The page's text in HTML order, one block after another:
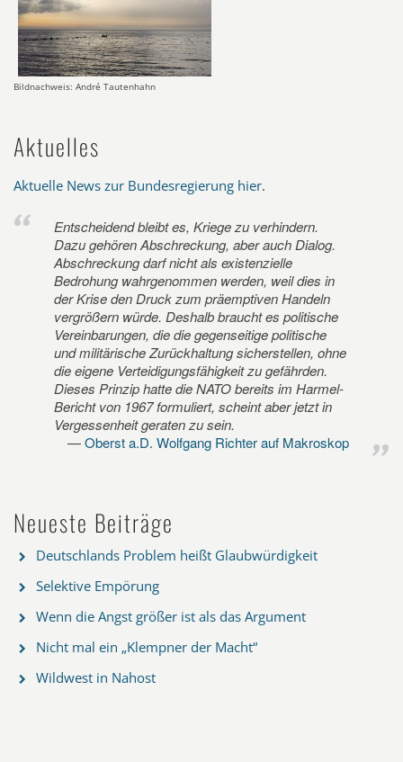
Bildnachweis: André Tautenhahn
Aktuelles
Aktuelle News zur Bundesregierung hier.
Entscheidend bleibt es, Kriege zu verhindern.
Dazu gehören Abschreckung, aber auch Dialog.
Abschreckung darf nicht als existenzielle
Bedrohung wahrgenommen werden, weil dies in
der Krise den Druck zum präemptiven Handeln
vergrößern würde. Deshalb braucht es politische
Vereinbarungen, die die gegenseitige politische
und militärische Zurückhaltung sicherstellen, ohne
die eigene Verteidigungsfähigkeit zu gefährden.
Dieses Prinzip hatte die NATO bereits im Harmel-
Bericht von 1967 formuliert, scheint aber jetzt in
Vergessenheit geraten zu sein.
Oberst a.D. Wolfgang Richter auf Makroskop
Neueste Beiträge
Deutschlands Problem heißt Glaubwürdigkeit
Selektive Empörung
Wenn die Angst größer ist als das Argument
Nicht mal ein „Klempner der Macht“
Wildwest in Nahost